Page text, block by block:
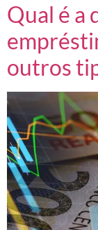
Qual é a
outros